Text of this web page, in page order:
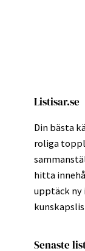
Listisar.se
Din bästa
roliga
hitta
upptäck ny
Senaste